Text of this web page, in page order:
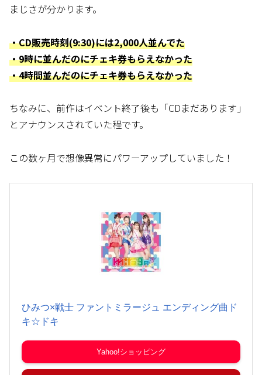
まじさが分かります。
・CD販売時刻(9:30)には2,000人並んでた
・9時に並んだのにチェキ券もらえなかった
・4時間並んだのにチェキ券もらえなかった
ちなみに、前作はイベント終了後も「CDまだあります」
とアナウンスされていた程です。
この数ヶ月で想像異常にパワーアップしていました！
ひみつ×戦士 ファントミラージュ エンディング曲ド
キ☆ドキ
Yahoo!ショッピング